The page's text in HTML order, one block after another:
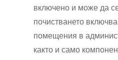
включено и може да
почистването
помещения в
както и само